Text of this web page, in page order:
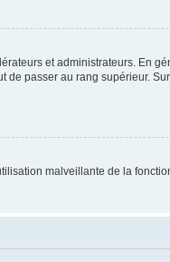
et administrateurs. En
de passer au rang supérieur.
malveillante de la